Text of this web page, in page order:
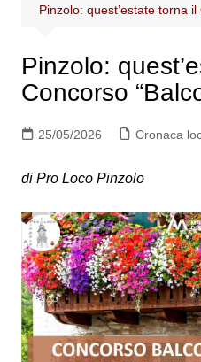
Pinzolo: quest’estate torna
Pinzolo:
Concorso
25/05/2026 Cronaca
di Pro Loco Pinzolo